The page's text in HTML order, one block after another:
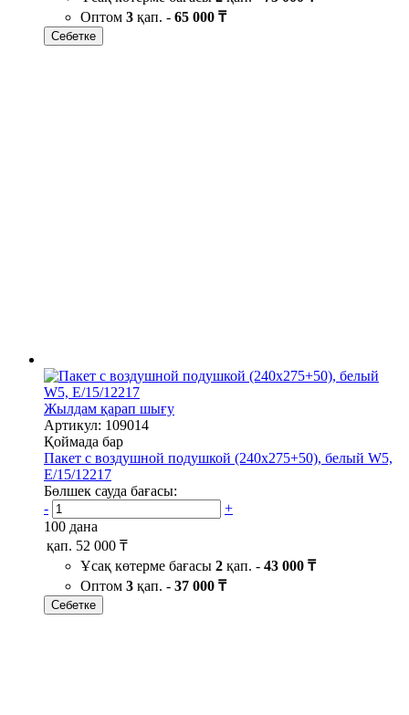
Оптом 3 қап. - 65 000 ₸
Себетке
Жылдам қарап шығу
Артикул: 109014
Қоймада бар
Пакет с воздушной подушкой (240х275+50), белый W5,
Е/15/12217
Бөлшек сауда бағасы:
-
+
100 дана
қап. 52 000 ₸
Ұсақ көтерме бағасы 2 қап. - 43 000 ₸
Оптом 3 қап. - 37 000 ₸
Себетке